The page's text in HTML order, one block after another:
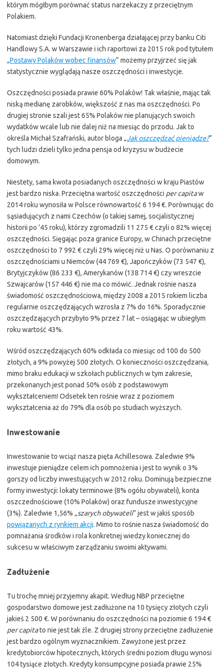
którym mógłbym porównać status narzekaczy z przeciętnym
Polakiem.
Natomiast dzięki Fundacji Kronenberga działającej przy banku Citi
Handlowy S.A. w Warszawie i ich raportowi za 2015 rok pod tytułem
„Postawy Polaków wobec finansów” możemy przyjrzeć się jak
statystycznie wyglądają nasze oszczędności i inwestycje.
Oszczędności posiada prawie 60% Polaków! Tak właśnie, mając tak
niską medianę zarobków, większość z nas ma oszczędności. Po
drugiej stronie szali jest 65% Polaków nie planujących swoich
wydatków wcale lub nie dalej niż na miesiąc do przodu. Jak to
określa Michał Szafrański, autor bloga „Jak oszczędzać pieniądze?”
tych ludzi dzieli tylko jedna pensja od kryzysu w budżecie
domowym.
Niestety, sama kwota posiadanych oszczędności w kraju Piastów
jest bardzo niska. Przeciętna wartość oszczędności per capitaw
2014 roku wynosiła w Polsce równowartość 6 194 €. Porównując do
sąsiadujących z nami Czechów (o takiej samej, socjalistycznej
historii po ’45 roku), którzy zgromadzili 11 275 € czyli o 82% więcej
oszczędności. Sięgając poza granice Europy, w Chinach przeciętne
oszczędności to 7 992 € czyli 29% więcej niż u Nas. O porównaniu z
oszczędnościami u Niemców (44 769 €), Japończyków (73 547 €),
Brytyjczyków (86 233 €), Amerykanów (138 714 €) czy wreszcie
Szwajcarów (157 446 €) nie ma co mówić. Jednak rośnie nasza
świadomość oszczędnościowa, między 2008 a 2015 rokiem liczba
regularnie oszczędzających wzrosła z 7% do 16%. Sporadycznie
oszczędzających przybyło 9% przez 7 lat – osiągając w ubiegłym
roku wartość 43%.
Wśród oszczędzających 60% odkłada co miesiąc od 100 do 500
złotych, a 9% powyżej 500 złotych. O konieczności oszczędzania,
mimo braku edukacji w szkołach publicznych w tym zakresie,
przekonanych jest ponad 50% osób z podstawowym
wykształceniem! Odsetek ten rośnie wraz z poziomem
wykształcenia aż do 79% dla osób po studiach wyższych.
Inwestowanie
Inwestowanie to wciąż nasza pięta Achillesowa. Zaledwie 9%
inwestuje pieniądze celem ich pomnożenia i jest to wynik o 3%
gorszy od liczby inwestujących w 2012 roku. Dominują bezpieczne
formy inwestycji: lokaty terminowe (8% ogółu obywateli), konta
oszczednościowe (10% Polaków) oraz fundusze inwestycyjne
(3%). Zaledwie 1,56% „szarych obywateli” jest w jakiś sposób
powiązanych z rynkiem akcji. Mimo to rośnie nasza świadomość do
pomnażania środków i rola konkretnej wiedzy koniecznej do
sukcesu w właściwym zarządzaniu swoimi aktywami.
Zadłużenie
Tu trochę mniej przyjemny akapit. Według NBP przeciętne
gospodarstwo domowe jest zadłużone na 10 tysięcy złotych czyli
jakieś 2 500 €. W porównaniu do oszczędności na poziomie 6 194 €
per capitato nie jest tak źle. Z drugiej strony przeciętne zadłużenie
jest bardzo ogólnym wyznacznikiem. Zawyżone jest przez
kredytobiorców hipotecznych, których średni poziom długu wynosi
104 tysiące złotych. Kredyty konsumpcyjne posiada prawie 25%